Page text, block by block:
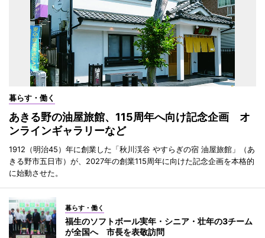
暮らす・働く
あきる野の油屋旅館、115周年へ向け記念企画 オ
ンラインギャラリーなど
1912（明治45）年に創業した「秋川渓谷 やすらぎの宿 油屋旅館」（あ
きる野市五日市）が、2027年の創業115周年に向けた記念企画を本格的
に始動させた。
暮らす・働く
福生のソフトボール実年・シニア・壮年の3チーム
が全国へ 市長を表敬訪問